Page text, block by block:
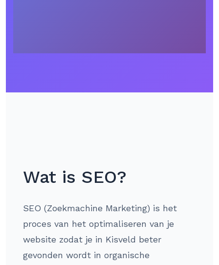
Wat is SEO?
SEO (Zoekmachine Marketing) is het
proces van het optimaliseren van je
website zodat je in Kisveld beter
gevonden wordt in organische